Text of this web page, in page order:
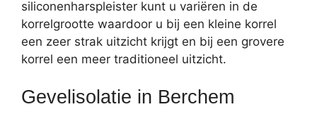
siliconenharspleister kunt u variëren in de
korrelgrootte waardoor u bij een kleine korrel
een zeer strak uitzicht krijgt en bij een grovere
korrel een meer traditioneel uitzicht.
Gevelisolatie in Berchem